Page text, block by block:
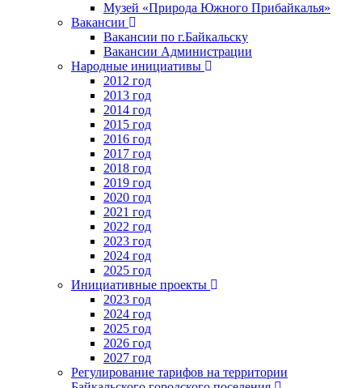
Музей «Природа Южного Прибайкалья»
Вакансии
Вакансии по г.Байкальску
Вакансии Администрации
Народные инициативы
2012 год
2013 год
2014 год
2015 год
2016 год
2017 год
2018 год
2019 год
2020 год
2021 год
2022 год
2023 год
2024 год
2025 год
Инициативные проекты
2023 год
2024 год
2025 год
2026 год
2027 год
Регулирование тарифов на территории